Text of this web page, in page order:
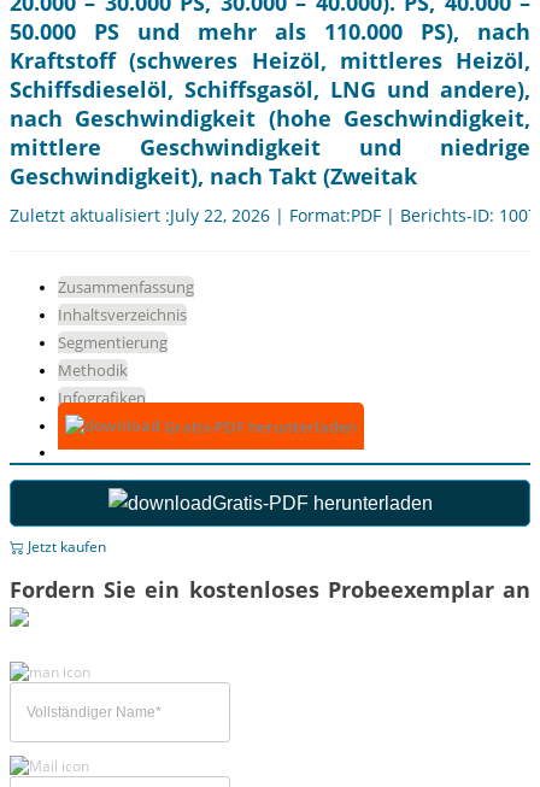
50.000 PS und mehr als 110.000 PS), nach
Kraftstoff (schweres Heizöl, mittleres Heizöl,
Schiffsdieselöl, Schiffsgasöl, LNG und andere),
nach Geschwindigkeit (hohe Geschwindigkeit,
mittlere Geschwindigkeit und niedrige
Geschwindigkeit), nach Takt (Zweitak
Zuletzt aktualisiert :July 22, 2026 | Format:PDF | Berichts-ID:
Zusammenfassung
Inhaltsverzeichnis
Segmentierung
Methodik
Infografiken
Gratis-PDF herunterladen
Gratis-PDF herunterladen
Jetzt kaufen
Fordern Sie ein kostenloses Probeexemplar an